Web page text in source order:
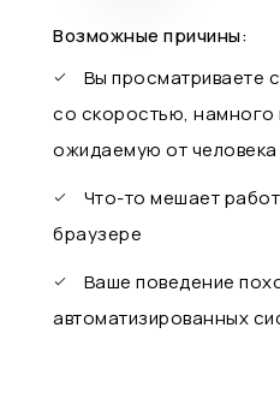
Возможные причины:
Вы просматриваете
со скоростью,
ожидаемую от человека
Что-то мешает
браузере
Ваше поведение
автоматизированных